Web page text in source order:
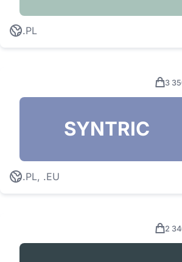
.PL
3
SYNTRIC
.PL, .EU
2